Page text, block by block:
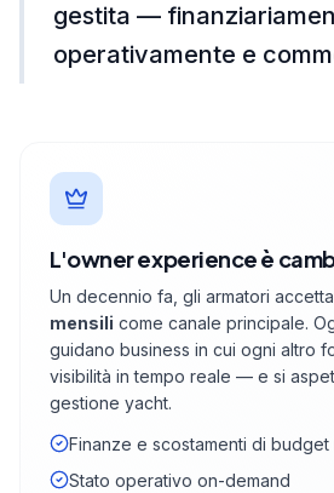
gestita —
operativamente e
L'owner experience è
Un decennio fa, gli armatori
mensili come canale principale.
guidano business in cui ogni altro
visibilità in tempo reale — e si
gestione yacht.
Finanze e scostamenti di
Stato operativo on-demand